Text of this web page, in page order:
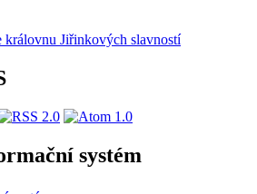
královnu Jiřinkových slavností
systém